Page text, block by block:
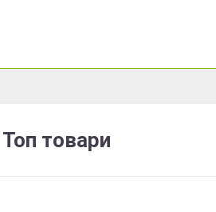
Топ товари